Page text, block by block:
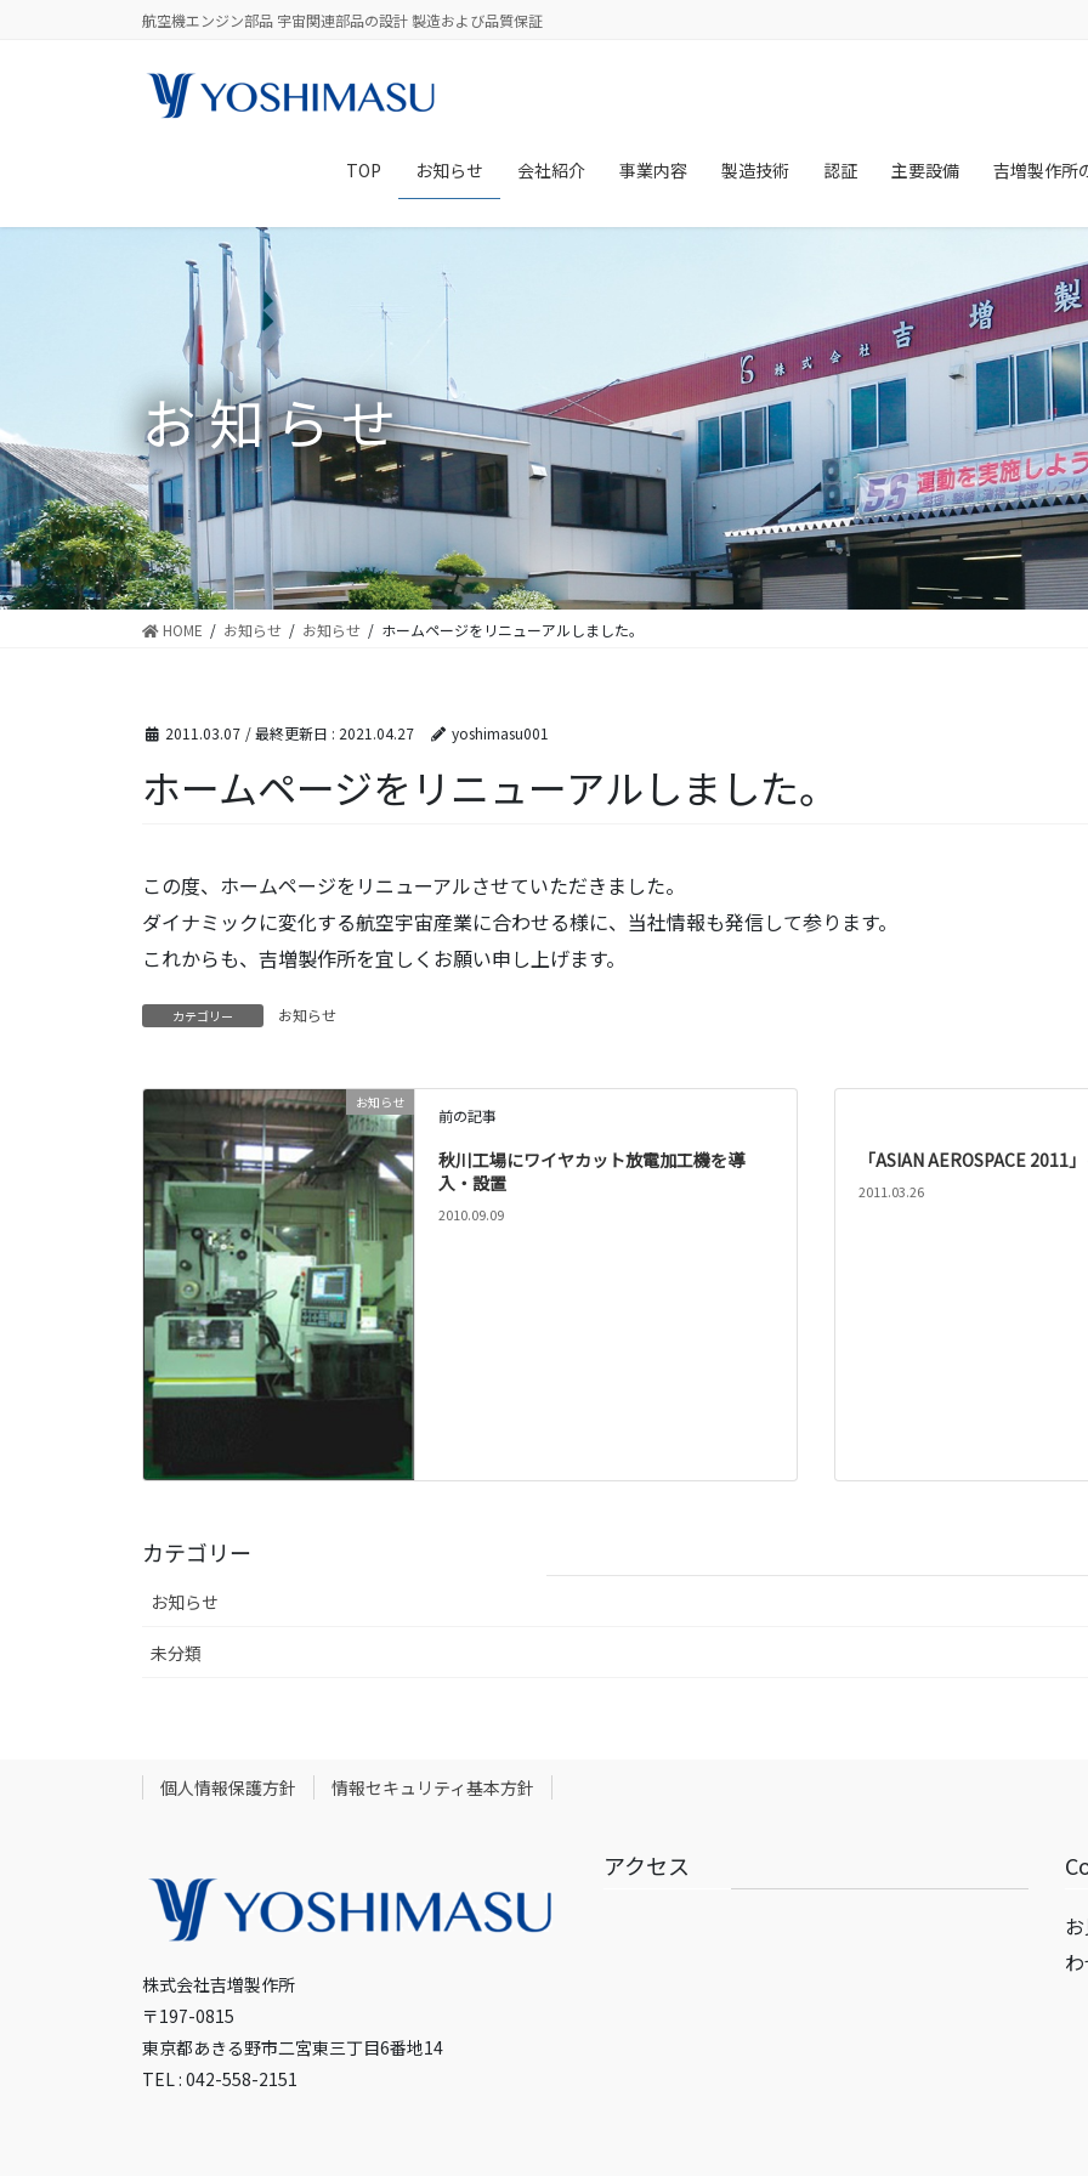
航空機エンジン部品 宇宙関連部品の設計 製造および品質保証
TOP お知らせ 会社紹介 事業内容 製造技術 認証 主要設備 吉増製作所
お知らせ
HOME お知らせ お知らせ ホームページをリニューアルしました。
2011.03.07 / 最終更新日 : 2021.04.27 yoshimasu001
ホームページをリニューアルしました。
この度、ホームページをリニューアルさせていただきました。
ダイナミックに変化する航空宇宙産業に合わせる様に、当社情報も発信して参ります。
これからも、吉増製作所を宜しくお願い申し上げます。
カテゴリー お知らせ
お知らせ
前の記事
秋川工場にワイヤカット放電加工機を導
入・設置
2010.09.09
「ASIAN AEROSPACE 2011
2011.03.26
カテゴリー
お知らせ
未分類
個人情報保護方針 情報セキュリティ基本方針
株式会社吉増製作所
〒197-0815
東京都あきる野市二宮東三丁目6番地14
TEL : 042-558-2151
アクセス